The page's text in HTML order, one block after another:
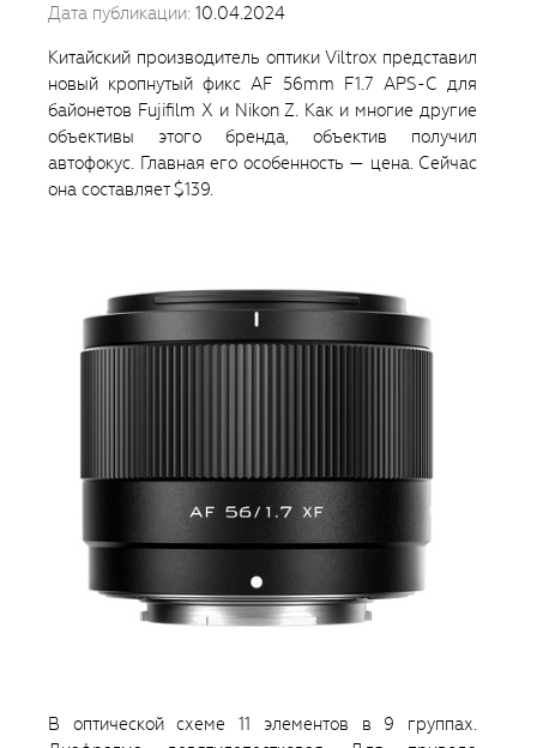
Дата публикации: 10.04.2024
Китайский производитель оптики Viltrox представил
новый кропнутый фикс AF 56mm F1.7 APS-C для
байонетов Fujifilm X и Nikon Z. Как и многие другие
объективы этого бренда, объектив получил
автофокус. Главная его особенность — цена. Сейчас
она составляет $139.
В оптической схеме 11 элементов в 9 группах.